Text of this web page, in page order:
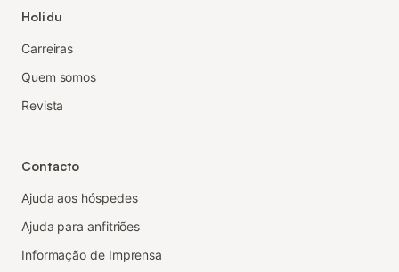
Holidu
Carreiras
Quem somos
Revista
Contacto
Ajuda aos hóspedes
Ajuda para anfitriões
Informação de Imprensa